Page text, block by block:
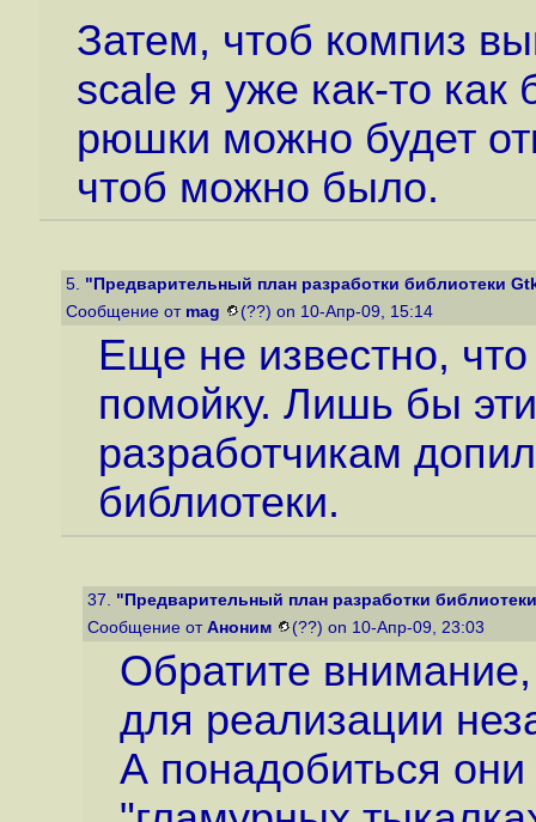
Затем, чтоб компиз
scale я уже как-то как
рюшки можно будет
чтоб можно было.
5. "Предварительный план разработки библиотеки
Сообщение от mag (??) on 10-Апр-09, 15:14
Еще не известно,
помойку. Лишь бы
разработчикам
библиотеки.
37. "Предварительный план разработки
Сообщение от Аноним (??) on 10-Апр-09, 23:03
Обратите
для реализации
А понадобиться